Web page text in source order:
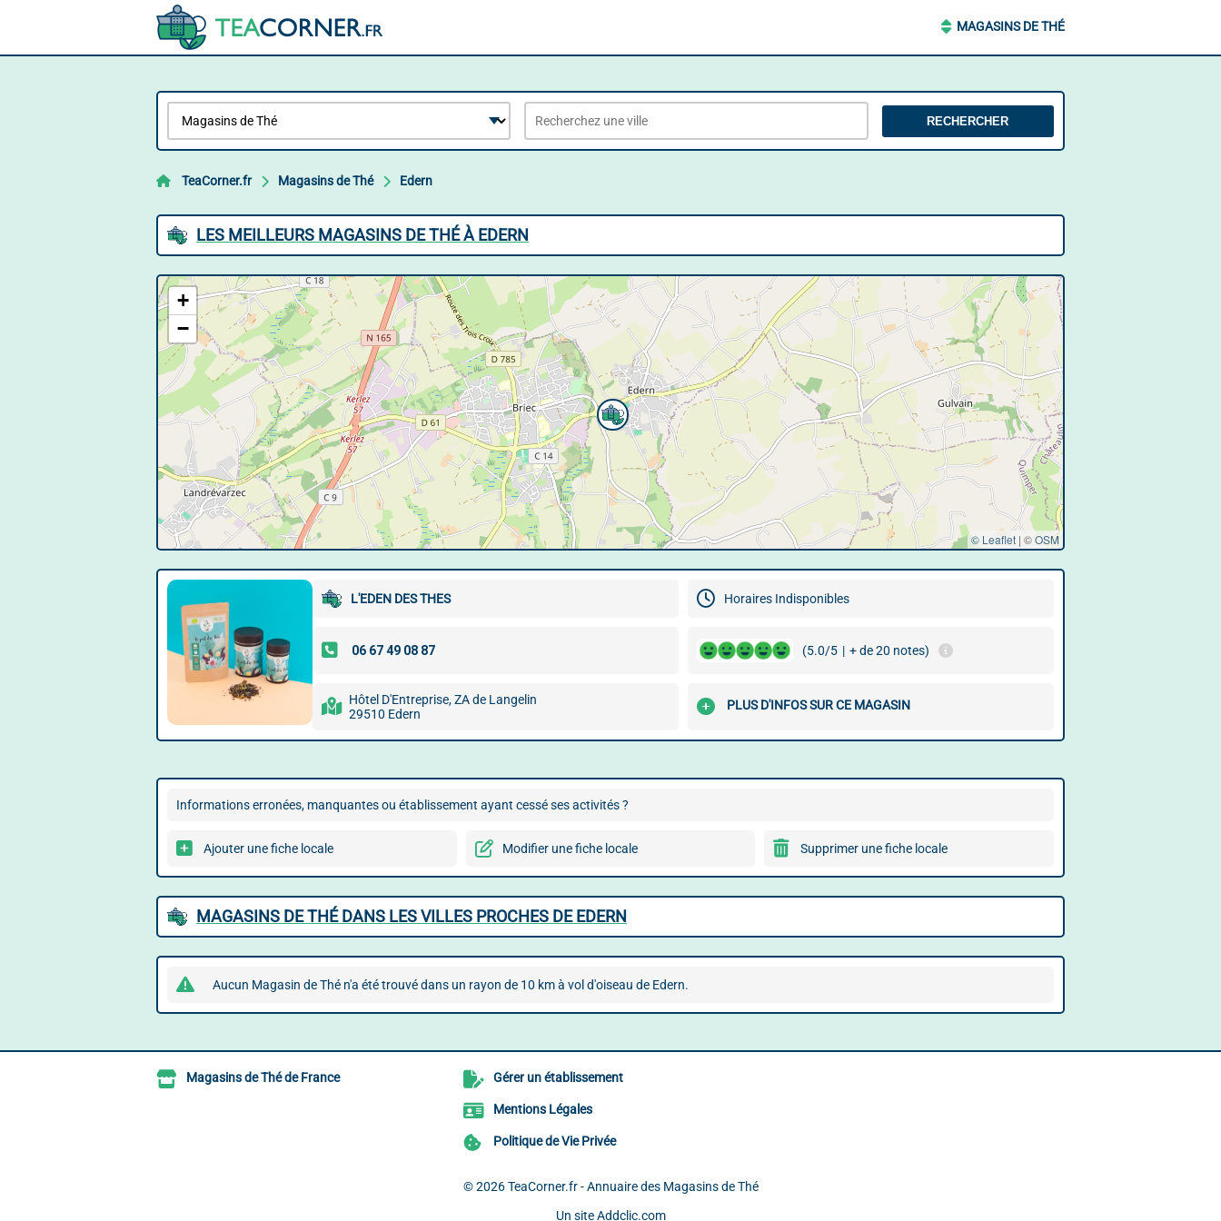
MAGASINS DE THÉ
RECHERCHER
TeaCorner.fr Magasins de Thé Edern
LES MEILLEURS MAGASINS DE THÉ À EDERN
+
−
© Leaflet | ©OSM
L'EDEN DES THES Horaires Indisponibles
(5.0/5 | + de 20 notes)
Hôtel D'Entreprise, ZA de Langelin
29510 Edern
PLUS D'INFOS SUR CE MAGASIN
Informations erronées, manquantes ou établissement ayant cessé ses activités ?
Ajouter une fiche locale Modifier une fiche locale Supprimer une fiche locale
MAGASINS DE THÉ DANS LES VILLES PROCHES DE EDERN
Aucun Magasin de Thé n'a été trouvé dans un rayon de 10 km à vol d'oiseau de Edern.
Magasins de Thé de France Gérer un établissement
Mentions Légales
Politique de Vie Privée
© 2026 TeaCorner.fr - Annuaire des Magasins de Thé
Un site Addclic.com